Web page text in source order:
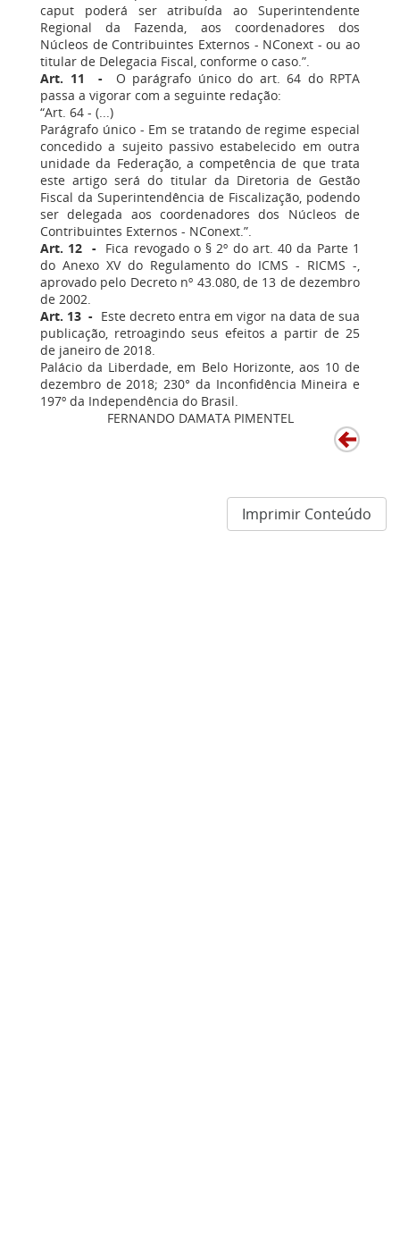
caput poderá ser atribuída ao Superintendente
Regional da Fazenda, aos coordenadores dos
Núcleos de Contribuintes Externos - NConext - ou ao
titular de Delegacia Fiscal, conforme o caso.”.
Art. 11 - O parágrafo único do art. 64 do RPTA
passa a vigorar com a seguinte redação:
“Art. 64 - (...)
Parágrafo único - Em se tratando de regime especial
concedido a sujeito passivo estabelecido em outra
unidade da Federação, a competência de que trata
este artigo será do titular da Diretoria de Gestão
Fiscal da Superintendência de Fiscalização, podendo
ser delegada aos coordenadores dos Núcleos de
Contribuintes Externos - NConext.”.
Art. 12 - Fica revogado o § 2º do art. 40 da Parte 1
do Anexo XV do Regulamento do ICMS - RICMS -,
aprovado pelo Decreto nº 43.080, de 13 de dezembro
de 2002.
Art. 13 - Este decreto entra em vigor na data de sua
publicação, retroagindo seus efeitos a partir de 25
de janeiro de 2018.
Palácio da Liberdade, em Belo Horizonte, aos 10 de
dezembro de 2018; 230° da Inconfidência Mineira e
197º da Independência do Brasil.
FERNANDO DAMATA PIMENTEL
Imprimir Conteúdo